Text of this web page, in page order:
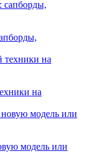
на
модель или